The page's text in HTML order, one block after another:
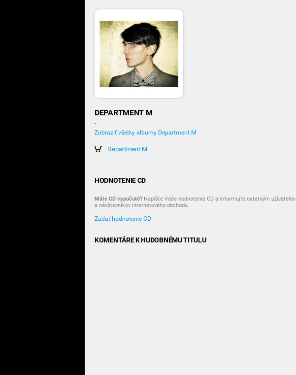
DEPARTMENT M
-
Zobraziť všetky albumy Department M
Department M
HODNOTENIE CD
Máte CD vypočuté? Napíšte Vaše hodnotenie CD a informujte ostatným užívateľov
a návštevníkov internetového obchodu.
Zadať hodnotenie CD
KOMENTÁRE K HUDOBNÉMU TITULU